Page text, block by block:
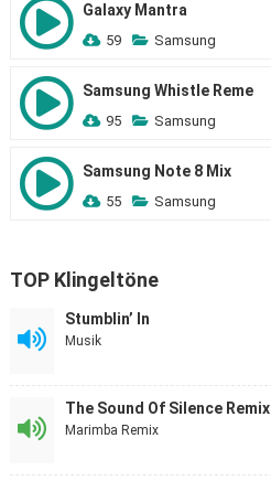
Galaxy Mantra
59 Samsung
Samsung Whistle Reme
95 Samsung
Samsung Note 8 Mix
55 Samsung
TOP Klingeltöne
Stumblin’ In
Musik
The Sound Of Silence Remix
Marimba Remix